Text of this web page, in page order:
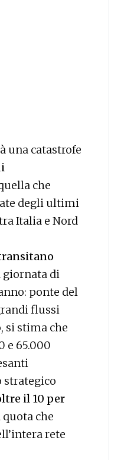
una catastrofe
che
degli ultimi
Italia e Nord
giornata di
ponte del
flussi
si stima che
e 65.000
strategico
il 10 per
che
rete